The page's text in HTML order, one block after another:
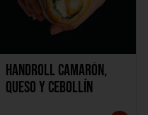
Handroll Camarón,
Queso y Cebollín